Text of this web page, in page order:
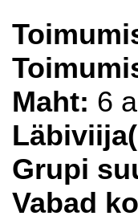
Maht: 6
Grupi
Vabad